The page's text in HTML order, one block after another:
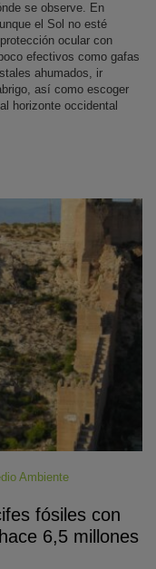
se observe. En
el Sol no esté
ocular con
efectivos como gafas
ahumados, ir
así como escoger
horizonte occidental
Ambiente
fósiles con
6,5 millones